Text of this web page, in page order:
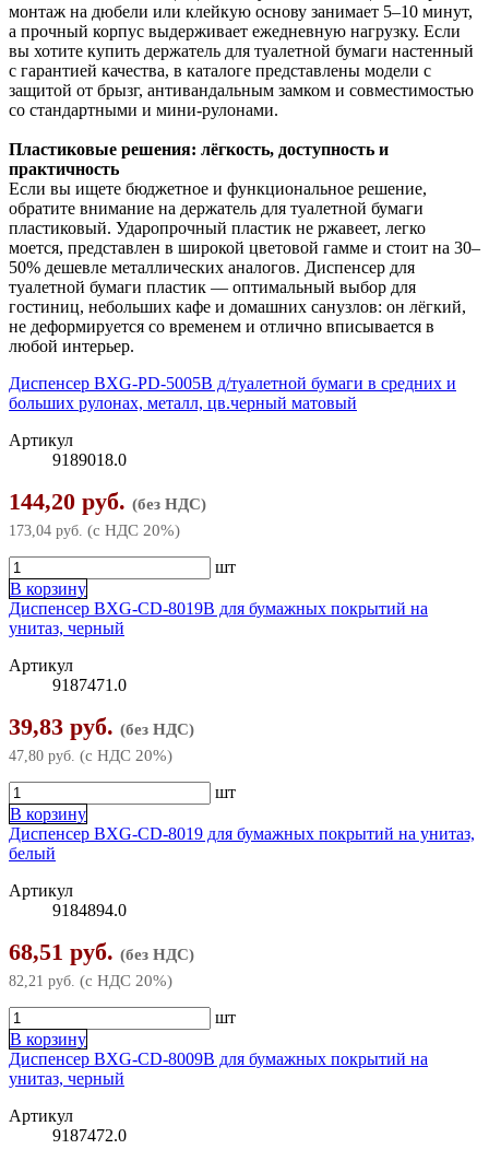
Солонки
Ленты клейкие ▶
Алюминиевые, армированные ленты
Изоленты
Лента малярная, лента двухсторонняя
Противоскользящие ленты, оградительные ленты
Серпянка
Лестницы, стремянки
Правила
Просекатели для профиля
Расшивки
Ролики малярные
Средства защиты органов дыхания
Маски
Респираторы
Терки, фуговка резиновая
Органайзеры для инструмента
Пояса для инструмента
Сумки для инструмента
Тележки инструментальные
Ящики для инструмента
Ящики и органайзеры для инструмента
Головки и биты ▶
Биты
Головки
Держатель для бит
Наборы головок
Насадки
Переходники
Удлинители
Зажимной губцевый инструмент
Зенкер
Зубила
Киянки
Ключи ▶
Ключи динамометрические
Ключи имбусовые
Ключи комбинированные
Ключи рожковые
Ключи слесарные
Ключи торцевые
Лобзики
Малярный инструмент
Ножницы по металлу
Отвертки
Пилки сабельные по металлу, дереву
Сверла
Слесарные наборы
Стамески
Тиски
Трещотки
Шарнирно-губцевый инструмент
Бокорезы
Зажимы
Клещи
Кусачки
Шлифлисты
Штукатурно-отделочный инструмент
Оборудование для ремонта
Болторезы
Заклепочники
Инструмент для разметки
Клеевые стержни
Ломы
Миксеры
Монтировки
Наборы отверток
Наборы-сеты для тележек и ящиков
Ножницы ручные
Оснастка для инструмента
Пилы и ножовки
Ножовки по газобетону
Ножовки по металлу
Пилки для лобзика
Пистолеты скобозабивные
Струбцины
Чашки шлифовальные
Щетка д/шлиф.маш., щетки дисковые
монтаж на дюбели или клейкую основу занимает 5–10 минут,
а прочный корпус выдерживает ежедневную нагрузку. Если
вы хотите купить держатель для туалетной бумаги настенный
с гарантией качества, в каталоге представлены модели с
защитой от брызг, антивандальным замком и совместимостью
со стандартными и мини-рулонами.
Пластиковые решения: лёгкость, доступность и
практичность
Если вы ищете бюджетное и функциональное решение,
обратите внимание на держатель для туалетной бумаги
пластиковый. Ударопрочный пластик не ржавеет, легко
моется, представлен в широкой цветовой гамме и стоит на 30–
50% дешевле металлических аналогов. Диспенсер для
туалетной бумаги пластик — оптимальный выбор для
гостиниц, небольших кафе и домашних санузлов: он лёгкий,
не деформируется со временем и отлично вписывается в
любой интерьер.
Диспенсер BXG-PD-5005B д/туалетной бумаги в средних и
больших рулонах, металл, цв.черный матовый
Артикул
9189018.0
144,20 руб. (без НДС)
173,04 руб. (с НДС 20%)
шт
В корзину
Диспенсер BXG-CD-8019В для бумажных покрытий на
унитаз, черный
Артикул
9187471.0
39,83 руб. (без НДС)
47,80 руб. (с НДС 20%)
шт
В корзину
Диспенсер BXG-CD-8019 для бумажных покрытий на унитаз,
белый
Артикул
9184894.0
68,51 руб. (без НДС)
82,21 руб. (с НДС 20%)
шт
В корзину
Диспенсер BXG-CD-8009В для бумажных покрытий на
унитаз, черный
Артикул
9187472.0